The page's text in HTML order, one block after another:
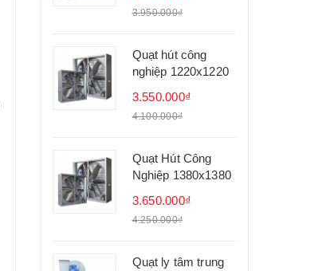
3.950.000₫
Quạt hút công
nghiệp 1220x1220
3.550.000₫
4.100.000₫
Quạt Hút Công
Nghiệp 1380x1380
3.650.000₫
4.250.000₫
Quạt ly tâm trung